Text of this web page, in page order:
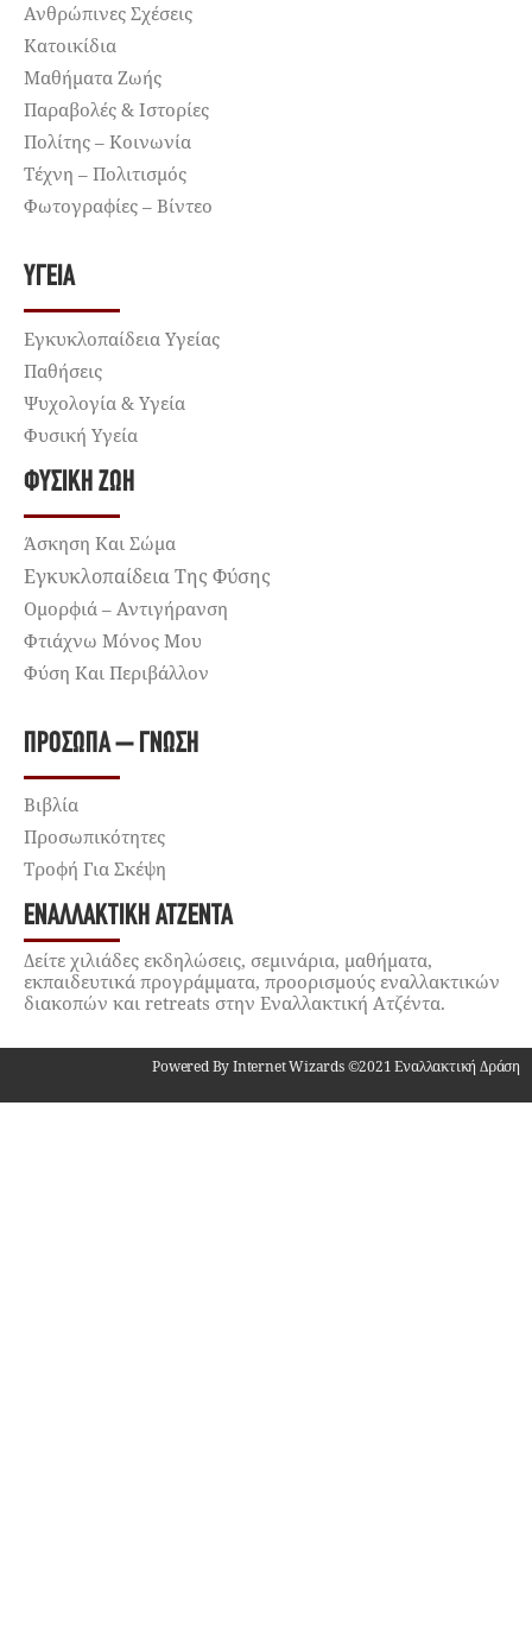
Ανθρώπινες Σχέσεις
Κατοικίδια
Μαθήματα Ζωής
Παραβολές & Ιστορίες
Πολίτης – Κοινωνία
Τέχνη – Πολιτισμός
Φωτογραφίες – Βίντεο
ΥΓΕΊΑ
Εγκυκλοπαίδεια Υγείας
Παθήσεις
Ψυχολογία & Υγεία
Φυσική Υγεία
ΦΥΣΙΚΉ ΖΩΉ
Άσκηση Και Σώμα
Εγκυκλοπαίδεια Της Φύσης
Ομορφιά – Αντιγήρανση
Φτιάχνω Μόνος Μου
Φύση Και Περιβάλλον
ΠΡΌΣΩΠΑ – ΓΝΏΣΗ
Βιβλία
Προσωπικότητες
Τροφή Για Σκέψη
ΕΝΑΛΛΑΚΤΙΚΉ ΑΤΖΈΝΤΑ
Δείτε χιλιάδες εκδηλώσεις, σεμινάρια, μαθήματα,
εκπαιδευτικά προγράμματα, προορισμούς εναλλακτικών
διακοπών και retreats στην Εναλλακτική Ατζέντα.
Powered By Internet Wizards ©2021 Εναλλακτική Δράση